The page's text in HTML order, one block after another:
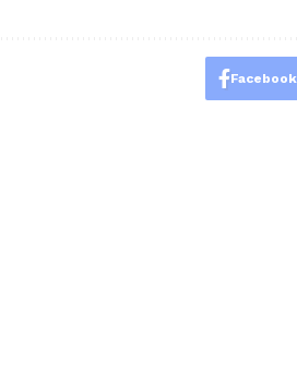
Facebook